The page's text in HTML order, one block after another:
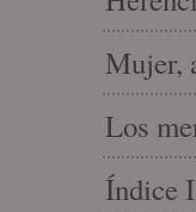
Mujer,
Los
Índice